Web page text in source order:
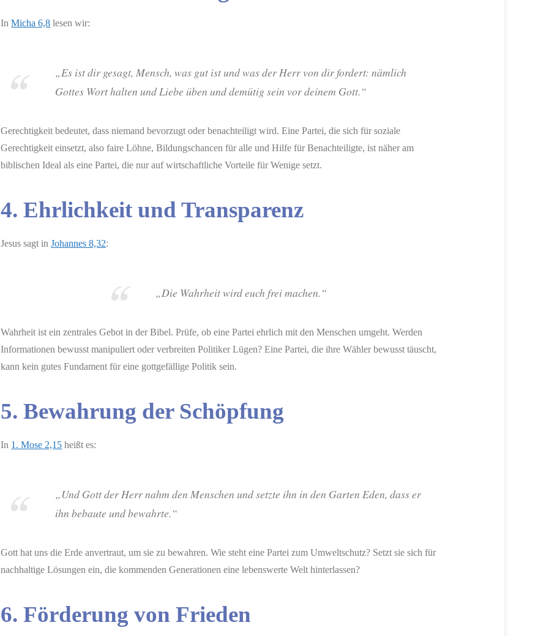
InMicha 6,8 lesen wir:
„Es ist dir gesagt, Mensch, was gut ist und was der Herr von dir fordert: nämlich
Gottes Wort halten und Liebe üben und demütig sein vor deinem Gott.“
Gerechtigkeit bedeutet, dass niemand bevorzugt oder benachteiligt wird. Eine Partei, die sich für soziale
Gerechtigkeit einsetzt, also faire Löhne, Bildungschancen für alle und Hilfe für Benachteiligte, ist näher am
biblischen Ideal als eine Partei, die nur auf wirtschaftliche Vorteile für Wenige setzt.
4. Ehrlichkeit und Transparenz
Jesus sagt inJohannes 8,32:
„Die Wahrheit wird euch frei machen.“
Wahrheit ist ein zentrales Gebot in der Bibel. Prüfe, ob eine Partei ehrlich mit den Menschen umgeht. Werden
Informationen bewusst manipuliert oder verbreiten Politiker Lügen? Eine Partei, die ihre Wähler bewusst täuscht,
kann kein gutes Fundament für eine gottgefällige Politik sein.
5. Bewahrung der Schöpfung
In 1. Mose 2,15 heißt es:
„Und Gott der Herr nahm den Menschen und setzte ihn in den Garten Eden, dass er
ihn bebaute und bewahrte.“
Gott hat uns die Erde anvertraut, um sie zu bewahren. Wie steht eine Partei zum Umweltschutz? Setzt sie sich für
nachhaltige Lösungen ein, die kommenden Generationen eine lebenswerte Welt hinterlassen?
6. Förderung von Frieden